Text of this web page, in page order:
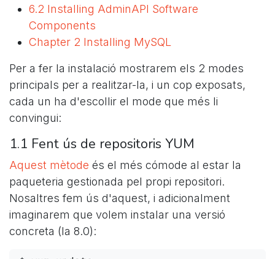
6.2 Installing AdminAPI Software
Components
Chapter 2 Installing MySQL
Per a fer la instalació mostrarem els 2 modes
principals per a realitzar-la, i un cop exposats,
cada un ha d'escollir el mode que més li
convingui:
1.1 Fent ús de repositoris YUM
Aquest mètode és el més cómode al estar la
paqueteria gestionada pel propi repositori.
Nosaltres fem ús d'aquest, i adicionalment
imaginarem que volem instalar una versió
concreta (la 8.0):